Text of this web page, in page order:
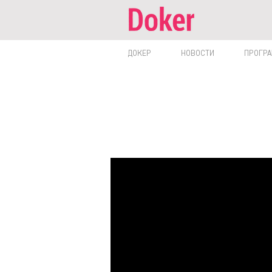
ДОКЕР НОВОСТИ